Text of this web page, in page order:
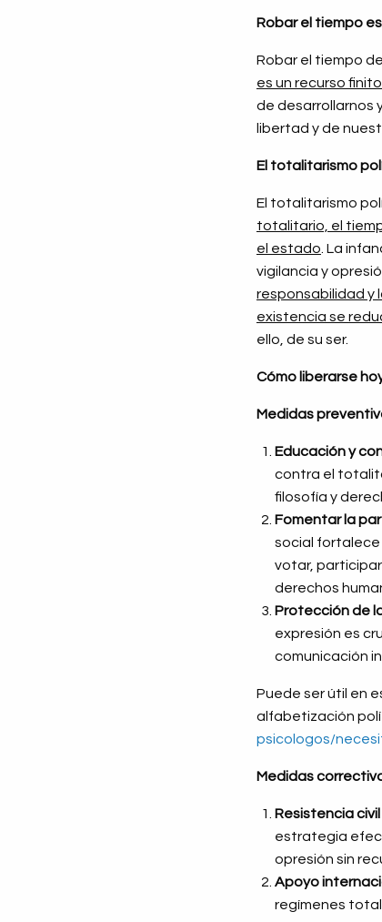
Robar el tiempo
Robar el tiempo
es un recurso
de desarrollarnos
libertad y de
El totalitarismo
El totalitarismo
totalitario, el
el estado . La
vigilancia y
responsabilidad y
existencia se
ello, de su ser.
Cómo liberarse
Medidas
Educación y
contra el
filosofía y
Fomentar la
social fortalece
votar,
derechos
Protección de
expresión es
comunicación
Puede ser útil en
alfabetización
psicologos/
Medidas
Resistencia
estrategia
opresión sin
Apoyo
regímenes